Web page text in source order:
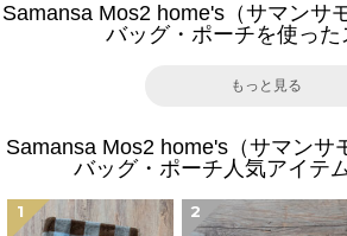
Samansa Mos2 home's（サマンサ
バッグ・ポーチを使った
もっと見る
Samansa Mos2 home's（サマンサ
バッグ・ポーチ人気アイテ
1 2